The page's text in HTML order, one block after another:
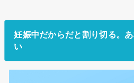
妊娠中だからだと割り切る。
い